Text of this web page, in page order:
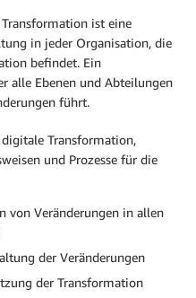
ist eine
in jeder Organisation, die
befindet. Ein
alle Ebenen und Abteilungen
führt.
Transformation,
und Prozesse für die
von Veränderungen in allen
der Veränderungen
der Transformation